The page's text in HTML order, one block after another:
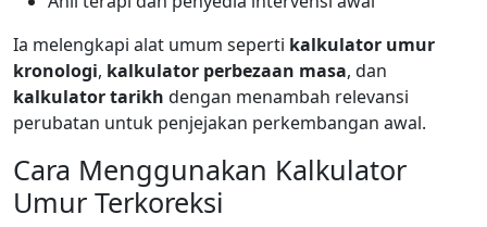
Ia melengkapi alat umum seperti kalkulator umur
kronologi, kalkulator perbezaan masa, dan
kalkulator tarikh dengan menambah relevansi
perubatan untuk penjejakan perkembangan awal.
Cara Menggunakan Kalkulator
Umur Terkoreksi